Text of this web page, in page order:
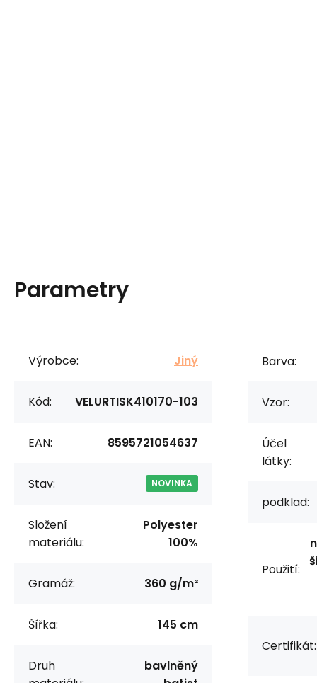
Parametry
Výrobce: Jiný
Kód: VELURTISK410170-103
EAN: 8595721054637
Stav: NOVINKA
Složení
materiálu:
Polyester
100%
Gramáž: 360 g/m²
Šířka: 145 cm
Druh
bavlněný
Barva:
Vzor:
Účel
látky:
podklad:
Použití:
Certifikát: